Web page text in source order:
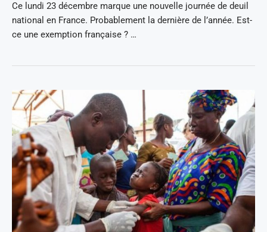
Ce lundi 23 décembre marque une nouvelle journée de deuil
national en France. Probablement la dernière de l’année. Est-
ce une exemption française ? …